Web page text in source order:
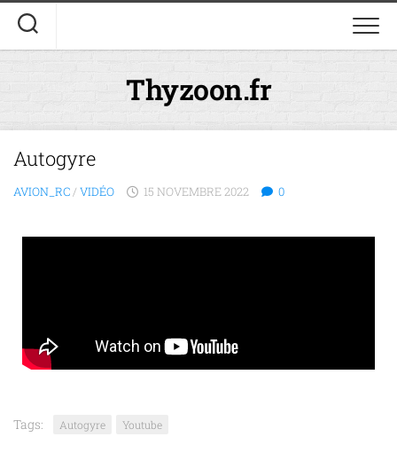
Thyzoon.fr
Autogyre
AVION_RC/ VIDÉO 15 NOVEMBRE 2022 0
Tags: Autogyre Youtube